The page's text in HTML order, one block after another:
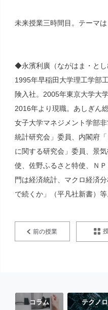
未来授業三時間目。テーマは
◆永濱利廣（ながはま・とし
1995年早稲田大学理工学部
険入社。2005年東京大学大
2016年より現職。あしぎん
女子大学マネジメント学部
統計研究会」委員、内閣府
に関する研究会」委員、景
使、佐野ふるさと特使、Ｎ
門は経済統計、マクロ経済
で続くか」（平凡社新書）等
前の授業
コラム テクノ